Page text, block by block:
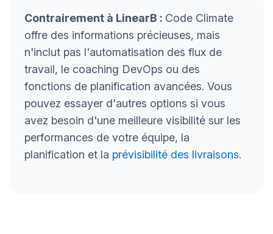
Contrairement à LinearB : Code Climate
offre des informations précieuses, mais
n'inclut pas l'automatisation des flux de
travail, le coaching DevOps ou des
fonctions de planification avancées. Vous
pouvez essayer d'autres options si vous
avez besoin d'une meilleure visibilité sur les
performances de votre équipe, la
planification et la prévisibilité des livraisons.